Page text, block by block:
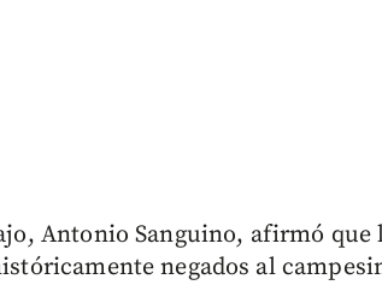
Antonio Sanguino, afirmó que
negados al